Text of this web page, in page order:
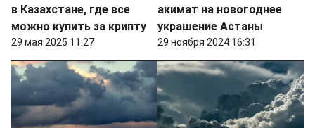
в Казахстане, где все
можно купить за крипту
29 мая 2025 11:27
акимат на новогоднее
украшение Астаны
29 ноября 2024 16:31